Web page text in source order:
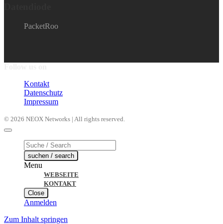
PacketRoo
Kontakt
Datenschutz
Impressum
© 2026 NEOX Networks | All rights reserved.
Products
search
suchen / search
Menu
WEBSEITE
KONTAKT
Close
Anmelden
Zum Inhalt springen